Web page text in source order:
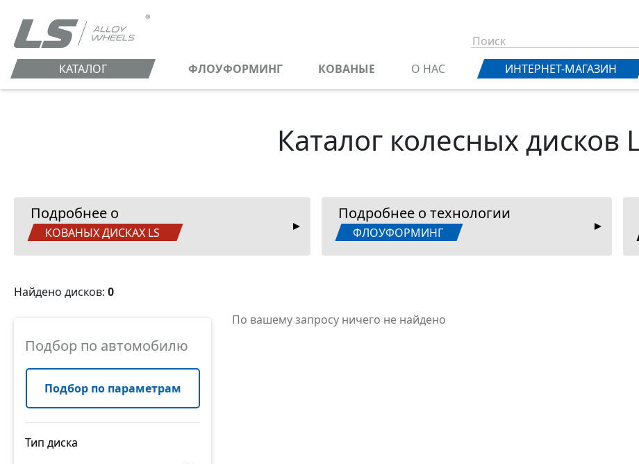
КАТАЛОГ ФЛОУФОРМИНГ КОВАНЫЕ О НАС ИНТЕРНЕТ-МАГАЗИН
Каталог колесных дисков
Подробнее о
КОВАНЫХ ДИСКАХ LS
Подробнее о технологии
ФЛОУФОРМИНГ
Найдено дисков: 0
Подбор по автомобилю
Подбор по параметрам
Тип диска
По вашему запросу ничего не найдено